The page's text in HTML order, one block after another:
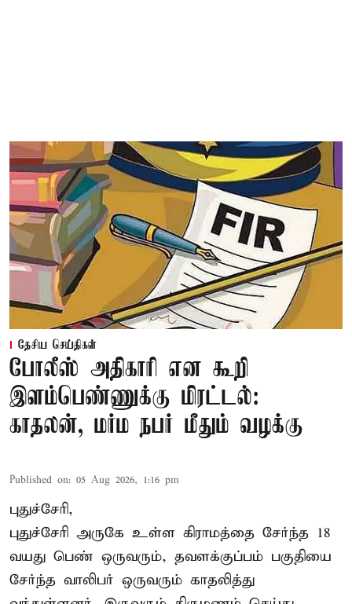
தேசிய செய்திகள்
போலீஸ் அதிகாரி என கூறி
இளம்பெண்ணுக்கு மிரட்டல்:
காதலன், மர்ம நபர் மீதும் வழக்கு
Published on: 05 Aug 2026, 1:16 pm
புதுச்சேரி,
புதுச்சேரி அருகே உள்ள கிராமத்தை சேர்ந்த 18
வயது பெண் ஒருவரும், தவளக்குப்பம் பகுதியை
சேர்ந்த வாலிபர் ஒருவரும் காதலித்து